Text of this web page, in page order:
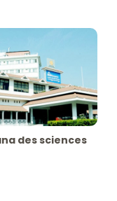
des sciences